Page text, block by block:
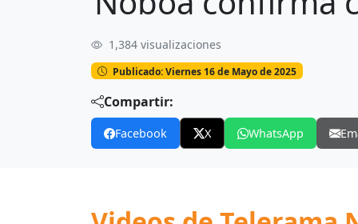
Noboa confirma continuidad de su
1,384 visualizaciones
Publicado: Viernes 16 de Mayo de 2025
Compartir:
Facebook X WhatsApp